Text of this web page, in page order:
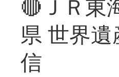
🔴ＪＲ東
県 世界
信